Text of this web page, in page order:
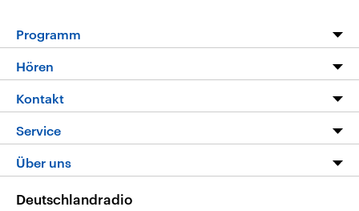
Programm
Programm
Die Nachrichten
Nachrichtenleicht
Neue Beiträge auf dlf.de
Hören
Livestream
Podcasts
Deutschlandfunk App
Nachrichten App
Kontakt
Hörerservice
Service
FAQ
Über uns
Deutschlandradio